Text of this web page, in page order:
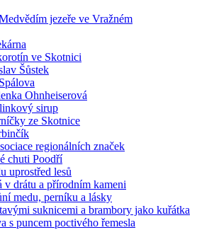
jezeře ve Vražném
ve Skotnici
Šůstek
Ohnheiserová
sirup
ze Skotnice
regionálních značek
chuti Poodří
uprostřed lesů
v drátu a přírodním kameni
medu, perníku a lásky
suknicemi a brambory jako kuřátka
s puncem poctivého řemesla